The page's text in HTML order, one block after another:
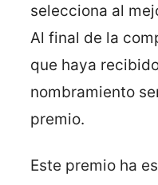
selecciona al
Al final de la
que haya
nombramiento
premio.
Este premio ha